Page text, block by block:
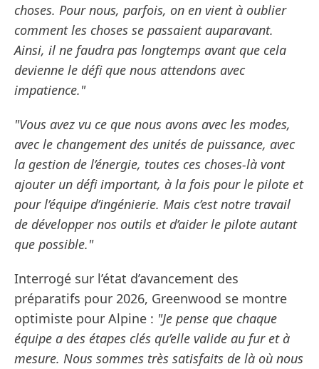
choses. Pour nous, parfois, on en vient à oublier
comment les choses se passaient auparavant.
Ainsi, il ne faudra pas longtemps avant que cela
devienne le défi que nous attendons avec
impatience."
"Vous avez vu ce que nous avons avec les modes,
avec le changement des unités de puissance, avec
la gestion de l’énergie, toutes ces choses-là vont
ajouter un défi important, à la fois pour le pilote et
pour l’équipe d’ingénierie. Mais c’est notre travail
de développer nos outils et d’aider le pilote autant
que possible."
Interrogé sur l’état d’avancement des
préparatifs pour 2026, Greenwood se montre
optimiste pour Alpine : "Je pense que chaque
équipe a des étapes clés qu’elle valide au fur et à
mesure. Nous sommes très satisfaits de là où nous